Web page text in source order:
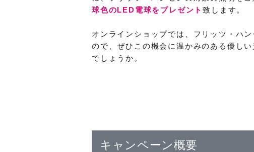
球色のLED電球をプレゼント致します。
オンラインショップでは、フリッツ・ハ
ので、ぜひこの機会に温かみのある優し
でしょうか。
キャンペーン概要